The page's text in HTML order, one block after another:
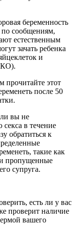
беременность
по сообщениям,
естественным
зачать ребенка
и
прочитайте этот
после 50
вы не
в течение
обратиться к
такие как
пропущенные
супруга.
есть ли у вас
проверит наличие
вашего